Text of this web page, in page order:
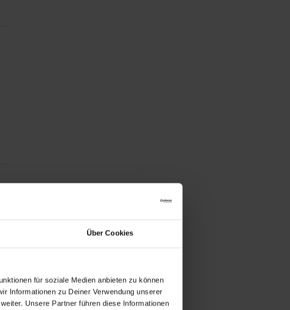
Über Cookies
für soziale Medien anbieten zu können
Informationen zu Deiner Verwendung unserer
Unsere Partner führen diese Informationen